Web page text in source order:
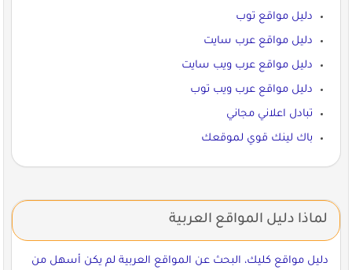
دليل مواقع توب
دليل مواقع عرب سايت
دليل مواقع عرب ويب سايت
دليل مواقع عرب ويب توب
تبادل اعلاني مجاني
باك لينك قوي لموقعك
لماذا دليل المواقع العربية
دليل مواقع كليك، البحث عن المواقع العربية لم يكن أسهل من